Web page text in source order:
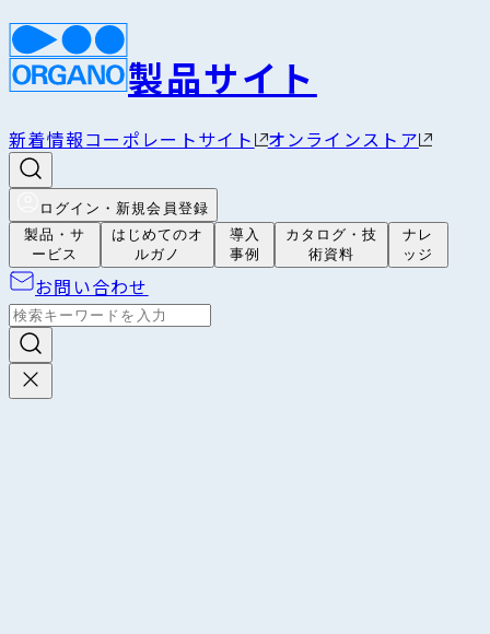
製品サイト
新着情報コーポレートサイト オンラインストア
ログイン・新規会員登録
製品・サ
ービス
はじめてのオ
ルガノ
導入
事例
カタログ・技
術資料
ナレ
ッジ
お問い合わせ